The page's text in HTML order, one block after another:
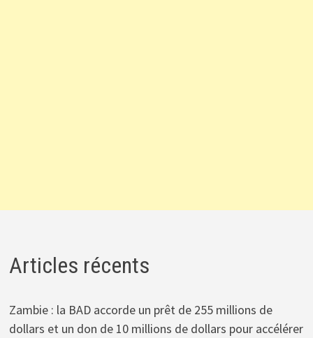
Articles récents
Zambie : la BAD accorde un prêt de 255 millions de
dollars et un don de 10 millions de dollars pour accélérer